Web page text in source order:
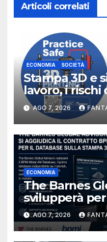
Articoli correlati
ECONOMIA SOCIETÀ
Stampa 3D e
lavoro, i rischi
NIOSH
AGO 7, 2026
ECONOMIA
The Barnes
svilupperà
database per
metallica
navale
AGO 7, 2026